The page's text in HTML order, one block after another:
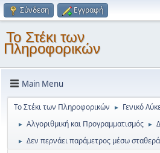
Σύνδεση Εγγραφή
Το Στέκι των
Πληροφορικών
Main Menu
Το Στέκι των Πληροφορικών ► Γενικό
► Αλγοριθμική και Προγραμματισμός ►
► Δεν περνάει παράμετρος μέσω